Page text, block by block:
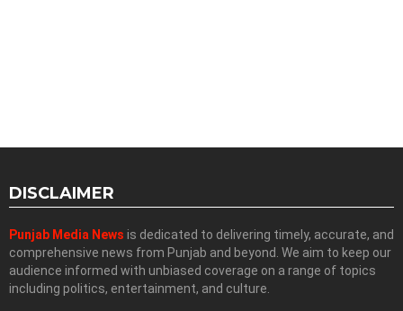
DISCLAIMER
Punjab Media News is dedicated to delivering timely, accurate, and
comprehensive news from Punjab and beyond. We aim to keep our
audience informed with unbiased coverage on a range of topics
including politics, entertainment, and culture.